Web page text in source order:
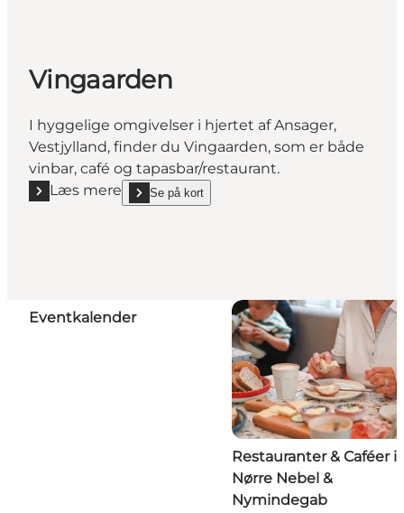
Vingaarden
I hyggelige omgivelser i hjertet af Ansager,
Vestjylland, finder du Vingaarden, som er både
vinbar, café og tapasbar/restaurant.
Læs mere
Læs mere "Vingaarden"
Se på kort
show Vingaarden on_map
Eventkalender
Restauranter & Caféer i
Nørre Nebel &
Nymindegab